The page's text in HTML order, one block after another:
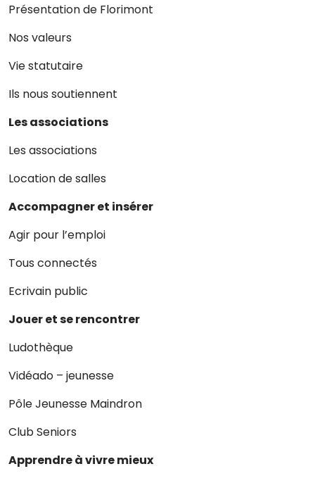
Présentation de Florimont
Nos valeurs
Vie statutaire
Ils nous soutiennent
Les associations
Les associations
Location de salles
Accompagner et insérer
Agir pour l’emploi
Tous connectés
Ecrivain public
Jouer et se rencontrer
Ludothèque
Vidéado – jeunesse
Pôle Jeunesse Maindron
Club Seniors
Apprendre à vivre mieux